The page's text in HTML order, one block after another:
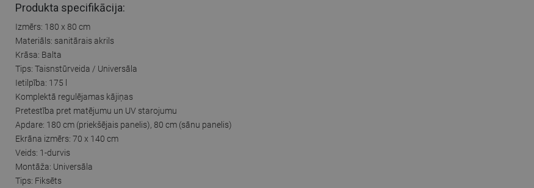
Produkta specifikācija:
Izmērs: 180 x 80 cm
Materiāls: sanitārais akrils
Krāsa: Balta
Tips: Taisnstūrveida / Universāla
Ietilpība: 175 l
Komplektā regulējamas kājiņas
Pretestība pret matējumu un UV starojumu
Apdare: 180 cm (priekšējais panelis), 80 cm (sānu panelis)
Ekrāna izmērs: 70 x 140 cm
Veids: 1-durvis
Montāža: Universāla
Tips: Fiksēts